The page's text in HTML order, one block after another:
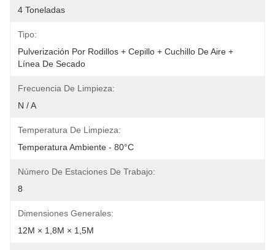
4 Toneladas
Tipo:
Pulverización Por Rodillos + Cepillo + Cuchillo De Aire +
Línea De Secado
Frecuencia De Limpieza:
N / A
Temperatura De Limpieza:
Temperatura Ambiente - 80°C
Número De Estaciones De Trabajo:
8
Dimensiones Generales:
12M × 1,8M × 1,5M